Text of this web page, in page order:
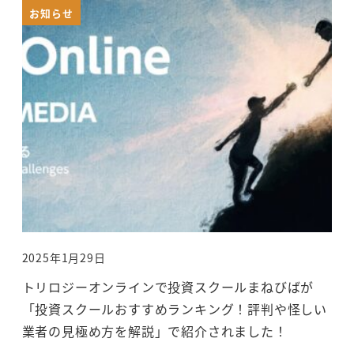
お知らせ
トリロジーオンラインで投資スクールまねびばが
「投資スクールおすすめランキング！評判や怪しい
業者の見極め方を解説」で紹介されました！
投稿日
2025年1月29日